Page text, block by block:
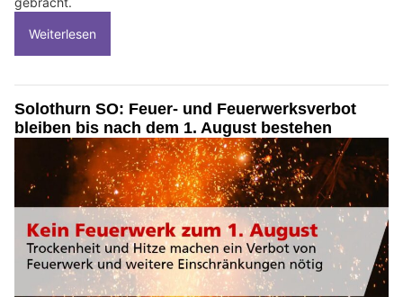
Weiterlesen
Solothurn SO: Feuer- und Feuerwerksverbot
bleiben bis nach dem 1. August bestehen